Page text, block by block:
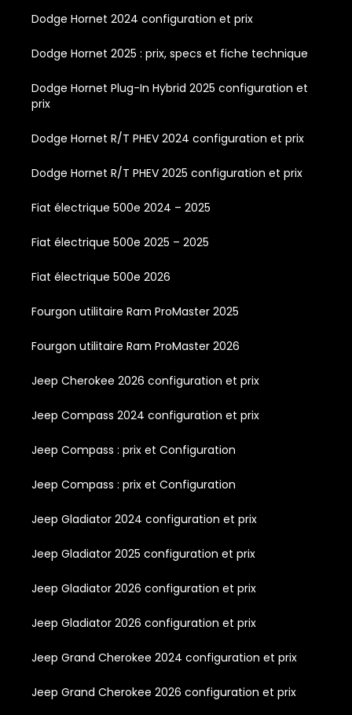
Dodge Hornet 2024 configuration et prix
Dodge Hornet 2025 : prix, specs et fiche technique
Dodge Hornet Plug-In Hybrid 2025 configuration et
prix
Dodge Hornet R/T PHEV 2024 configuration et prix
Dodge Hornet R/T PHEV 2025 configuration et prix
Fiat électrique 500e 2024 – 2025
Fiat électrique 500e 2025 – 2025
Fiat électrique 500e 2026
Fourgon utilitaire Ram ProMaster 2025
Fourgon utilitaire Ram ProMaster 2026
Jeep Cherokee 2026 configuration et prix
Jeep Compass 2024 configuration et prix
Jeep Compass : prix et Configuration
Jeep Compass : prix et Configuration
Jeep Gladiator 2024 configuration et prix
Jeep Gladiator 2025 configuration et prix
Jeep Gladiator 2026 configuration et prix
Jeep Gladiator 2026 configuration et prix
Jeep Grand Cherokee 2024 configuration et prix
Jeep Grand Cherokee 2026 configuration et prix